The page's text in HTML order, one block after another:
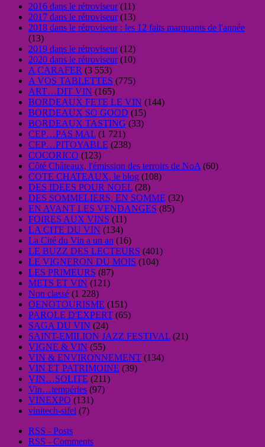
2016 dans le rétroviseur(11)
2017 dans le rétroviseur(13)
2018 dans le rétroviseur : les 12 faits marquants de l'année
(13)
2019 dans le rétroviseur(12)
2020 dans le rétroviseur(10)
A CARAFER (3 553)
A VOS TABLETTES (775)
ART…DIT VIN (165)
BORDEAUX FETE LE VIN (144)
BORDEAUX SO GOOD (15)
BORDEAUX TASTING (33)
CEP…PAS MAL (1 721)
CEP…PITOYABLE (238)
COCORICO (123)
Côté Châteaux, l'émission des terroirs de NoA (60)
COTE CHATEAUX, le blog (108)
DES IDEES POUR NOEL (28)
DES SOMMELIERS, EN SOMME (32)
EN AVANT LES VENDANGES (85)
FOIRES AUX VINS (11)
LA CITE DU VIN (134)
La Cité du Vin a un an (16)
LE BUZZ DES LECTEURS (401)
LE VIGNERON DU MOIS (104)
LES PRIMEURS (87)
METS ET VIN (121)
Non classé (1 228)
OENOTOURISME (151)
PAROLE D'EXPERT (65)
SAGA DU VIN (24)
SAINT-EMILION JAZZ FESTIVAL (21)
VIGNE & VIN (55)
VIN & ENVIRONNEMENT (134)
VIN ET PATRIMOINE (39)
VIN…SOLITE (211)
Vin…tempéries (97)
VINEXPO (131)
vinitech-sifel (7)
RSS - Posts
RSS - Comments